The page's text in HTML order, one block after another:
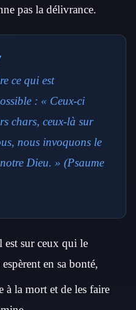
pas la délivrance.
ce qui est
: « Ceux-ci
chars, ceux-là sur
nous invoquons le
Dieu. » (Psaume
sur ceux qui le
en sa bonté,
à la mort et de les faire